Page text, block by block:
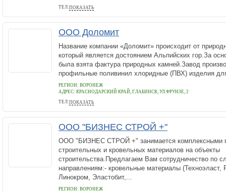
ТЕЛ:ПОКАЗАТЬ
+7 800 5112909
ООО Доломит
Название компании «Доломит» происходит от
который является достоянием Альпийских гор.За
была взята фактура природных камней.Завод
профильные поливинил хлоридные (ПВХ) изделия
РЕГИОН: ВОРОНЕЖ
АДРЕС: КРАСНОДАРСКИЙ КРАЙ, Г.ЛАБИНСК, УЛ.ФРУНЗЕ, 2
ТЕЛ:ПОКАЗАТЬ
89189547094
ООО "БИЗНЕС СТРОЙ +"
ООО "БИЗНЕС СТРОЙ +" занимается комплексными
строительных и кровельных материалов на объекты
строительства.Предлагаем Вам сотрудничество по
направлениям:- кровельные материалы (Техноэласт,
Линокром, Эластобит,...
РЕГИОН: ВОРОНЕЖ